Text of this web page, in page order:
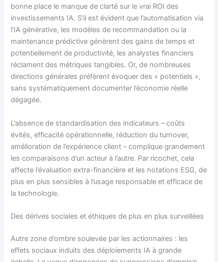
bonne place le manque de clarté sur le vrai ROI des
investissements IA. S’il est évident que l’automatisation via
l’IA générative, les modèles de recommandation ou la
maintenance prédictive génèrent des gains de temps et
potentiellement de productivité, les analystes financiers
réclament des métriques tangibles. Or, de nombreuses
directions générales préfèrent évoquer des « potentiels »,
sans systématiquement documenter l’économie réelle
dégagée.
L’absence de standardisation des indicateurs – coûts
évités, efficacité opérationnelle, réduction du turnover,
amélioration de l’expérience client – complique grandement
les comparaisons d’un acteur à l’autre. Par ricochet, cela
affecte l’évaluation extra-financière et les notations ESG, de
plus en plus sensibles à l’usage responsable et efficace de
la technologie.
Des dérives sociales et éthiques de plus en plus surveillées
Autre zone d’ombre soulevée par les actionnaires : les
effets sociaux induits des déploiements IA à grande